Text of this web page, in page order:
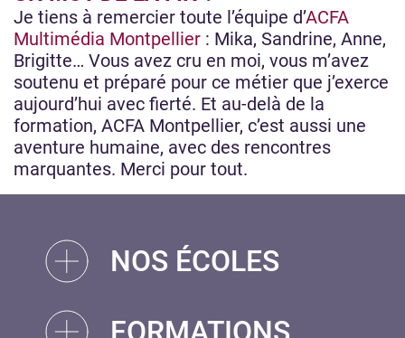
Je tiens à remercier toute l’équipe d’ACFA
Multimédia Montpellier : Mika, Sandrine, Anne,
Brigitte… Vous avez cru en moi, vous m’avez
soutenu et préparé pour ce métier que j’exerce
aujourd’hui avec fierté. Et au-delà de la
formation, ACFA Montpellier, c’est aussi une
aventure humaine, avec des rencontres
marquantes. Merci pour tout.
NOS ÉCOLES